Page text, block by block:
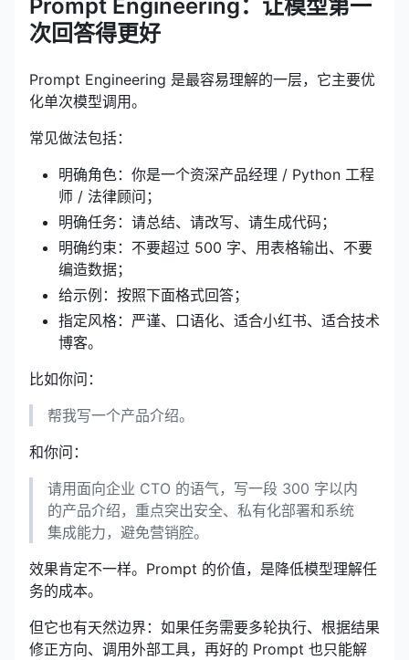
Prompt Engineering：让模型第一
次回答得更好
Prompt Engineering 是最容易理解的一层，它主要优
化单次模型调用。
常见做法包括：
明确角色：你是一个资深产品经理 / Python 工程
师 / 法律顾问；
明确任务：请总结、请改写、请生成代码；
明确约束：不要超过 500 字、用表格输出、不要
编造数据；
给示例：按照下面格式回答；
指定风格：严谨、口语化、适合小红书、适合技术
博客。
比如你问：
帮我写一个产品介绍。
和你问：
请用面向企业 CTO 的语气，写一段 300 字以内
的产品介绍，重点突出安全、私有化部署和系统
集成能力，避免营销腔。
效果肯定不一样。Prompt 的价值，是降低模型理解任
务的成本。
但它也有天然边界：如果任务需要多轮执行、根据结果
修正方向、调用外部工具，再好的 Prompt 也只能解